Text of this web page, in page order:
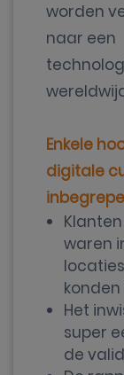
worden
naar een
Enkele
digitale
waren
konden
Het
super
de